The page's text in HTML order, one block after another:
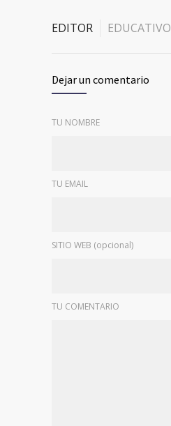
EDITOR EDUCATIVO
Dejar un comentario
TU NOMBRE
TU EMAIL
SITIO WEB (opcional)
TU COMENTARIO